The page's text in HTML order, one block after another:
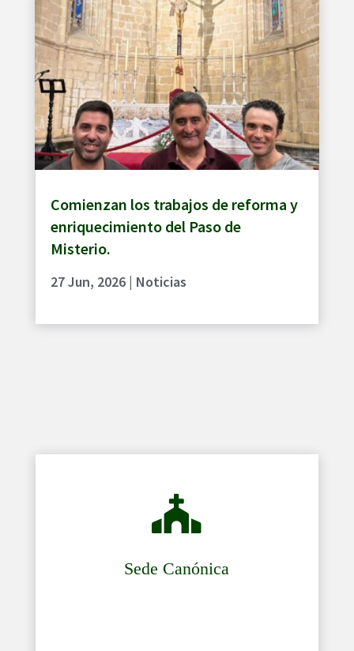
Comienzan los trabajos de reforma y
enriquecimiento del Paso de
Misterio.
27 Jun, 2026| Noticias

Sede Canónica